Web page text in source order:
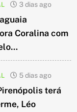
3 dias ago
Coralina com
5 dias ago
terá
Léo